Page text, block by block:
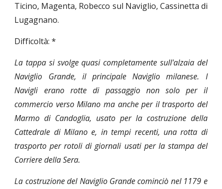
Ticino, Magenta, Robecco sul Naviglio, Cassinetta di
Lugagnano.
Difficoltà: *
La tappa si svolge quasi completamente sull'alzaia del
Naviglio Grande, il principale Naviglio milanese. I
Navigli erano rotte di passaggio non solo per il
commercio verso Milano ma anche per il trasporto del
Marmo di Candoglia, usato per la costruzione della
Cattedrale di Milano e, in tempi recenti, una rotta di
trasporto per rotoli di giornali usati per la stampa del
Corriere della Sera.
La costruzione del Naviglio Grande cominciò nel 1179 e